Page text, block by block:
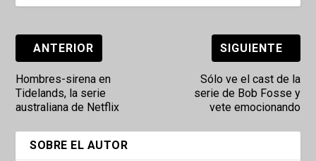
ANTERIOR
Hombres-sirena en
Tidelands, la serie
australiana de Netflix
SIGUIENTE
Sólo ve el cast de la
serie de Bob Fosse y
vete emocionando
SOBRE EL AUTOR